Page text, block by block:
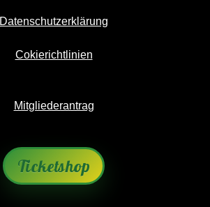
Datenschutzerklärung
Cokierichtlinien
Mitgliederantrag
Ticketshop